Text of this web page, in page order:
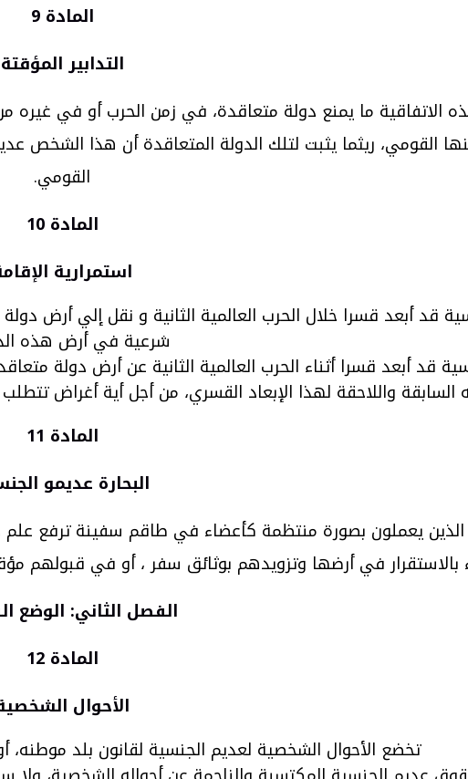
المادة 9
التدابير المؤقتة
ما يمنع دولة متعاقدة، في زمن الحرب أو في غيره
القومي، ريثما يثبت لتلك الدولة المتعاقدة أن هذا الشخص
القومي.
المادة 10
استمرارية
أبعد قسرا خلال الحرب العالمية الثانية و نقل إلي أرض
شرعية في أرض هذه
أبعد قسرا أثناء الحرب العالمية الثانية عن أرض دولة
السابقة واللاحقة لهذا الإبعاد القسري، من أجل أية أغراض
المادة 11
البحارة عديمو
يعملون بصورة منتظمة كأعضاء في طاقم سفينة ترفع
بالاستقرار في أرضها وتزويدهم بوثائق سفر ، أو في قبولهم
الفصل الثاني: الوضع
المادة 12
الأحوال
تخضع الأحوال الشخصية لعديم الجنسية لقانون بلد موطنه،